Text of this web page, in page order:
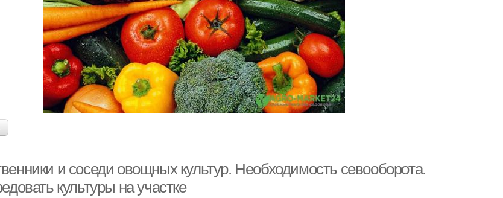
и соседи овощных культур. Необходимость севооборота.
культуры на участке